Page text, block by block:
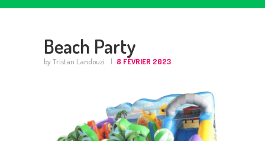
Beach Party
by Tristan Landouzi 8 FÉVRIER 2023